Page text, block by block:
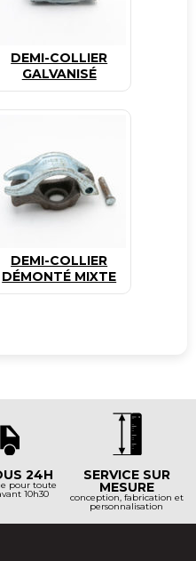
DEMI-COLLIER
GALVANISÉ
DEMI-COLLIER
DÉMONTÉ MIXTE
24H
pour toute
10h30
SERVICE SUR
MESURE
conception, fabrication et
personnalisation